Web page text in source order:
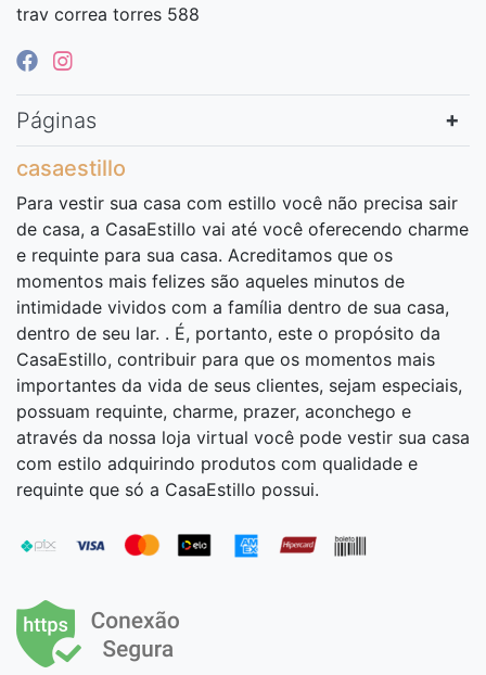
trav correa torres 588
Páginas
casaestillo
Para vestir sua casa com estillo você não precisa sair
de casa, a CasaEstillo vai até você oferecendo charme
e requinte para sua casa. Acreditamos que os
momentos mais felizes são aqueles minutos de
intimidade vividos com a família dentro de sua casa,
dentro de seu lar. . É, portanto, este o propósito da
CasaEstillo, contribuir para que os momentos mais
importantes da vida de seus clientes, sejam especiais,
possuam requinte, charme, prazer, aconchego e
através da nossa loja virtual você pode vestir sua casa
com estilo adquirindo produtos com qualidade e
requinte que só a CasaEstillo possui.